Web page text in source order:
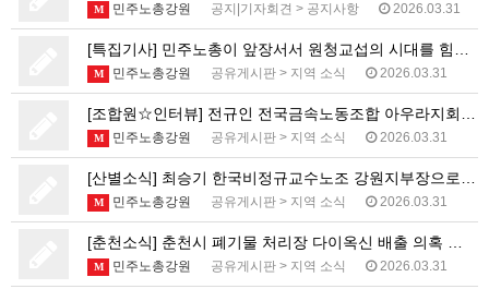
M 민주노총강원 공지|기자회견 > 공지사항 2026.03.31
M 민주노총강원 공유게시판 > 지역 소식 2026.03.31
M 민주노총강원 공유게시판 > 지역 소식 2026.03.31
M 민주노총강원 공유게시판 > 지역 소식 2026.03.31
[춘천소식] 춘천시 폐기물 처리장 다이옥신 배출 의혹 …
M 민주노총강원 공유게시판 > 지역 소식 2026.03.31